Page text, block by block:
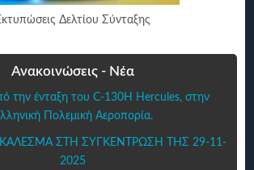
Δελτίου Σύνταξης
Ανακοινώσεις - Νέα
την ένταξη του C-130H Hercules, στην
Πολεμική Αεροπορία.
ΣΤΗ ΣΥΓΚΕΝΤΡΩΣΗ ΤΗΣ 29-11-
2025